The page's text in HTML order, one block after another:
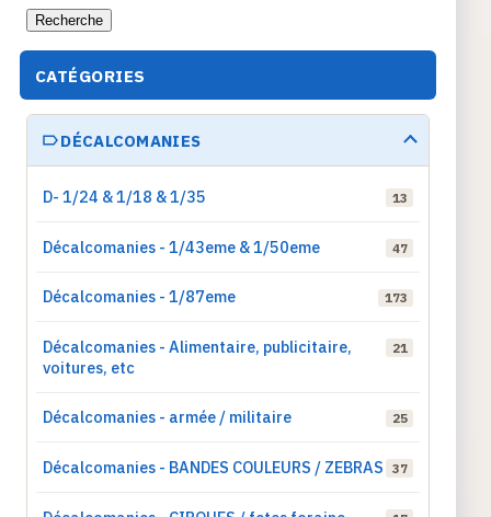
Recherche
CATÉGORIES
DÉCALCOMANIES
D- 1/24 & 1/18 & 1/35 13
Décalcomanies - 1/43eme & 1/50eme 47
Décalcomanies - 1/87eme 173
Décalcomanies - Alimentaire, publicitaire,
voitures, etc
21
Décalcomanies - armée / militaire 25
Décalcomanies - BANDES COULEURS / ZEBRAS 37